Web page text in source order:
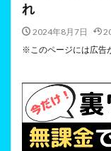
れ
2024年8月7日
※このページには広告